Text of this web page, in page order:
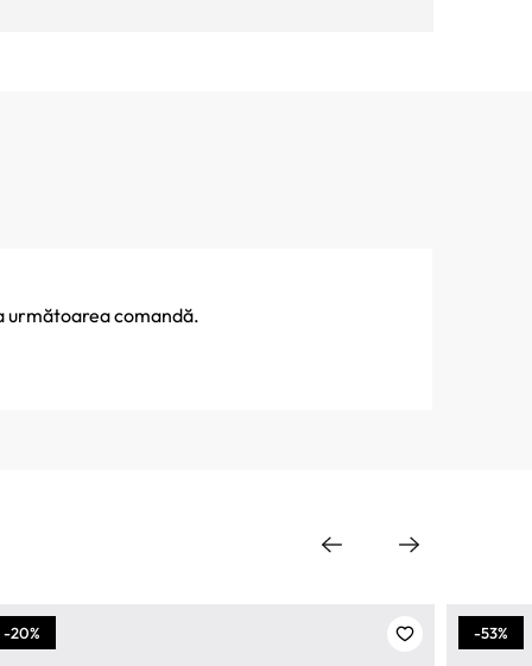
următoarea comandă.
-20% -53%